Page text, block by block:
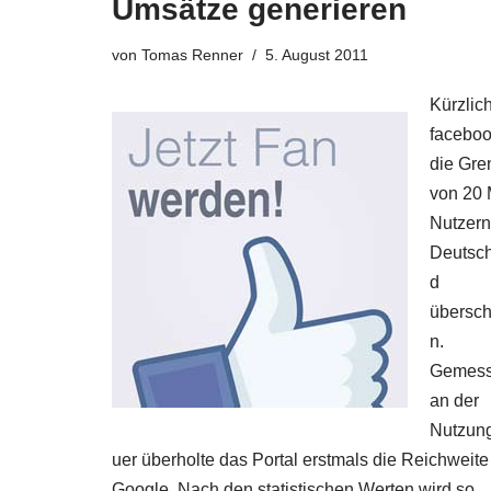
Umsätze generieren
von Tomas Renner 5. August 2011
die
von 20
d
n.
an der
uer überholte das Portal erstmals die